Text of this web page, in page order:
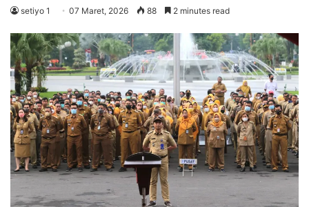
setiyo 1 07 Maret, 2026 88 2 minutes read